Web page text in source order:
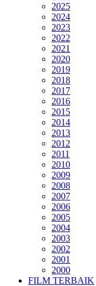
2025
2024
2023
2022
2021
2020
2019
2018
2017
2016
2015
2014
2013
2012
2011
2010
2009
2008
2007
2006
2005
2004
2003
2002
2001
2000
FILM TERBAIK